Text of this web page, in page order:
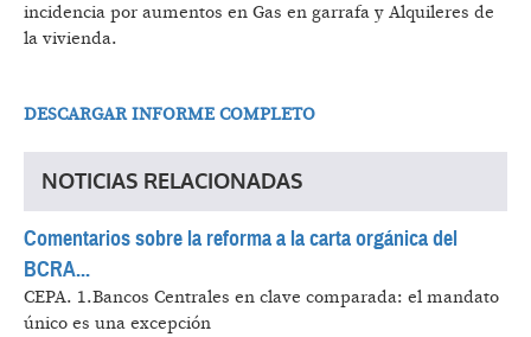
incidencia por aumentos en Gas en garrafa y Alquileres de
la vivienda.
DESCARGAR INFORME COMPLETO
NOTICIAS RELACIONADAS
Comentarios sobre la reforma a la carta orgánica del
BCRA...
CEPA. 1.Bancos Centrales en clave comparada: el mandato
único es una excepción